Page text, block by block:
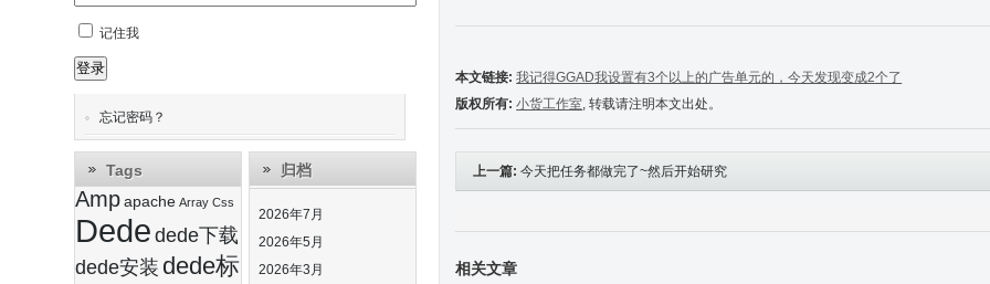
本文链接: 我记得GGAD我设置有3个以上的广告单元的，今天发现变成2个了
版权所有: 小货工作室, 转载请注明本文出处。
上一篇:今天把任务都做完了~然后开始研究
相关文章
记住我
登录
忘记密码？
Tags
Amp apache Array Css
Dede dede下载
dede安装 dede标
归档
2026年7月
2026年5月
2026年3月